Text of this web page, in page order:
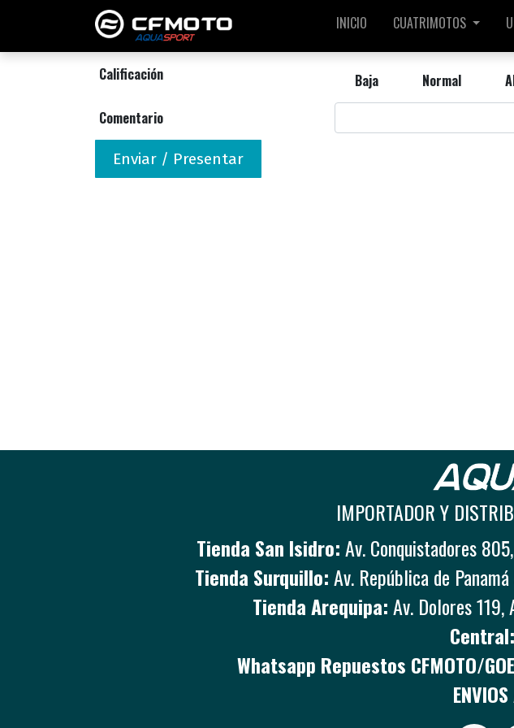
INICIO CUATRIMOTOS
Calificación Baja Normal
Comentario
Enviar / Presentar
IMPORTADOR Y
Tienda San Isidro:Av. Conquistadores
Tienda Surquillo:Av. República de
Tienda Arequipa:Av. Dolores
Central:
Whatsapp Repuestos CFMOTO/